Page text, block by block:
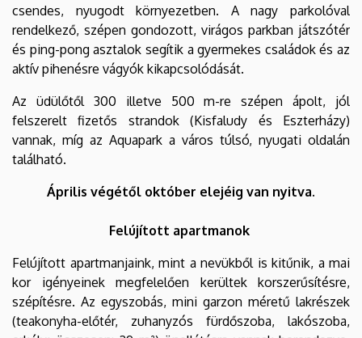
csendes, nyugodt környezetben. A nagy parkolóval
rendelkező, szépen gondozott, virágos parkban játszótér
és ping-pong asztalok segítik a gyermekes családok és az
aktív pihenésre vágyók kikapcsolódását.
Az üdülőtől 300 illetve 500 m-re szépen ápolt, jól
felszerelt fizetős strandok (Kisfaludy és Eszterházy)
vannak, míg az Aquapark a város túlsó, nyugati oldalán
található.
Április végétől október elejéig van nyitva.
Felújított apartmanok
Felújított apartmanjaink, mint a nevükből is kitűnik, a mai
kor igényeinek megfelelően kerültek korszerűsítésre,
szépítésre. Az egyszobás, mini garzon méretű lakrészek
(teakonyha-előtér, zuhanyzós fürdőszoba, lakószoba,